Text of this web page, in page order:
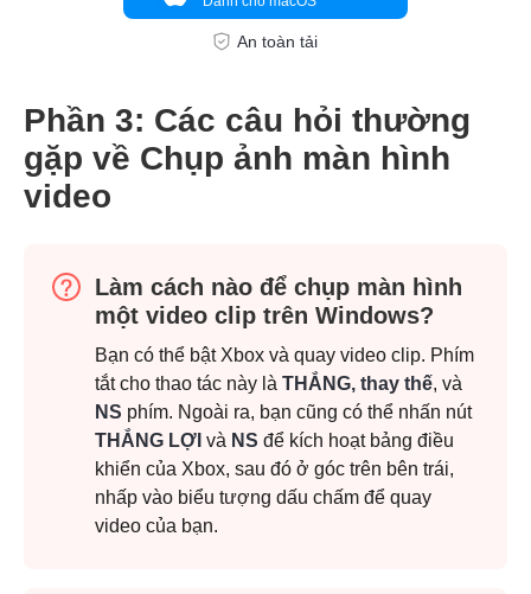
Bước 2.
An toàn tải
Phần 3: Các câu hỏi thường
gặp về Chụp ảnh màn hình
video
Làm cách nào để chụp màn hình
một video clip trên Windows?
Bạn có thể bật Xbox và quay video clip. Phím
tắt cho thao tác này là THẮNG, thay thế, và
NS phím. Ngoài ra, bạn cũng có thể nhấn nút
THẮNG LỢI và NS để kích hoạt bảng điều
khiển của Xbox, sau đó ở góc trên bên trái,
nhấp vào biểu tượng dấu chấm để quay
video của bạn.